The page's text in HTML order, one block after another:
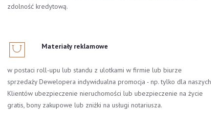
zdolność kredytową.
Materiały reklamowe
w postaci roll-upu lub standu z ulotkami w firmie lub biurze
sprzedaży Dewelopera indywidualna promocja - np. tylko dla naszych
Klientów ubezpieczenie nieruchomości lub ubezpieczenie na życie
gratis, bony zakupowe lub zniżki na usługi notariusza.